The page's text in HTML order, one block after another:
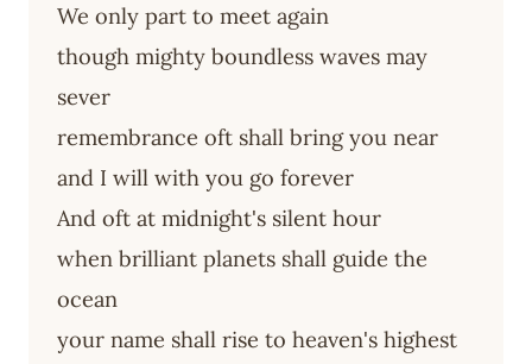
We only part to meet again
though mighty boundless waves may
sever
remembrance oft shall bring you near
and I will with you go forever
And oft at midnight's silent hour
when brilliant planets shall guide the
ocean
your name shall rise to heaven's highest